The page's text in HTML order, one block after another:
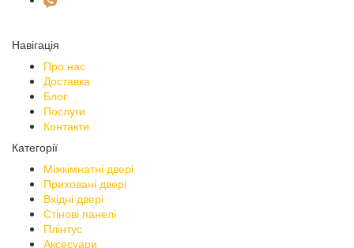
Навігація
Про нас
Доставка
Блог
Послуги
Контакти
Категорії
Міжкімнатні двері
Приховані двері
Вхідні двері
Стінові панелі
Плінтус
Аксесуари